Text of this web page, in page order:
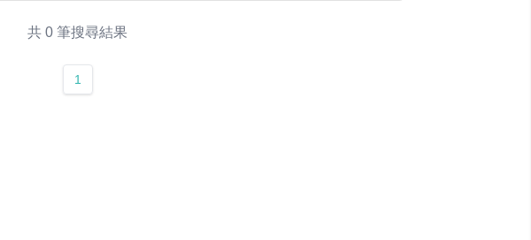
共 0 筆搜尋結果
1